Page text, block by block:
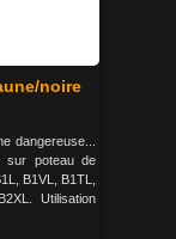
noire
dangereuse...
sur poteau de
B1VL, B1TL,
Utilisation